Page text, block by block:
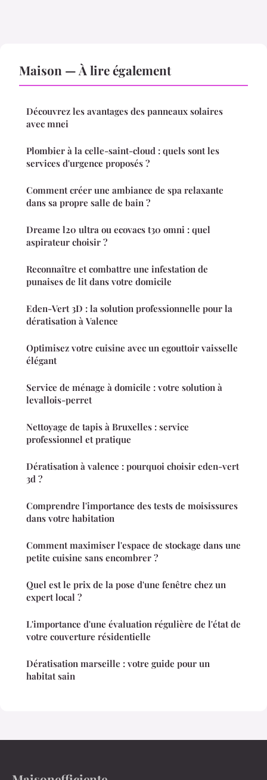
Maison — À lire également
Découvrez les avantages des panneaux solaires
avec mnei
Plombier à la celle-saint-cloud : quels sont les
services d'urgence proposés ?
Comment créer une ambiance de spa relaxante
dans sa propre salle de bain ?
Dreame l20 ultra ou ecovacs t30 omni : quel
aspirateur choisir ?
Reconnaître et combattre une infestation de
punaises de lit dans votre domicile
Eden-Vert 3D : la solution professionnelle pour la
dératisation à Valence
Optimisez votre cuisine avec un egouttoir vaisselle
élégant
Service de ménage à domicile : votre solution à
levallois-perret
Nettoyage de tapis à Bruxelles : service
professionnel et pratique
Dératisation à valence : pourquoi choisir eden-vert
3d ?
Comprendre l'importance des tests de moisissures
dans votre habitation
Comment maximiser l'espace de stockage dans une
petite cuisine sans encombrer ?
Quel est le prix de la pose d'une fenêtre chez un
expert local ?
L'importance d'une évaluation régulière de l'état de
votre couverture résidentielle
Dératisation marseille : votre guide pour un
habitat sain